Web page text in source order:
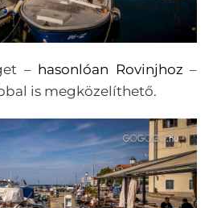
– hasonlóan Rovinjhoz –
is megközelíthető.